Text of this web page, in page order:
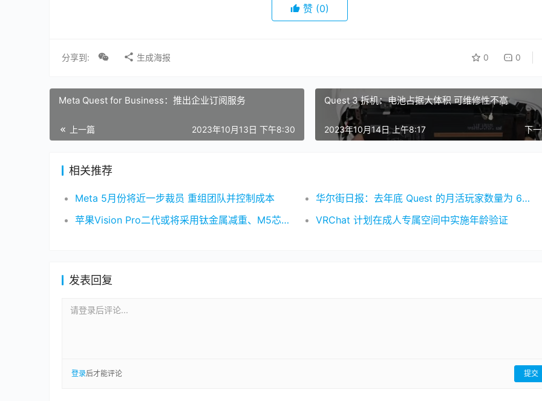
赞 (0)
分享到: 生成海报 0 0
Meta Quest for Business：推出企业订阅服务
上一篇 2023年10月13日 下午8:30
Quest 3 拆机：电池占据大体积 可维修性不高
下
2023年10月14日 上午8:17
相关推荐
Meta 5月份将近一步裁员 重组团队并控制成本
华尔街日报：去年底 Quest 的月活玩家数量为 637 万
​​苹果Vision Pro二代或将采用钛金属减重、M5芯片加持，命名迎重大调整​​
VRChat 计划在成人专属空间中实施年龄验证
发表回复
请登录后评论...
登录后才能评论 提交